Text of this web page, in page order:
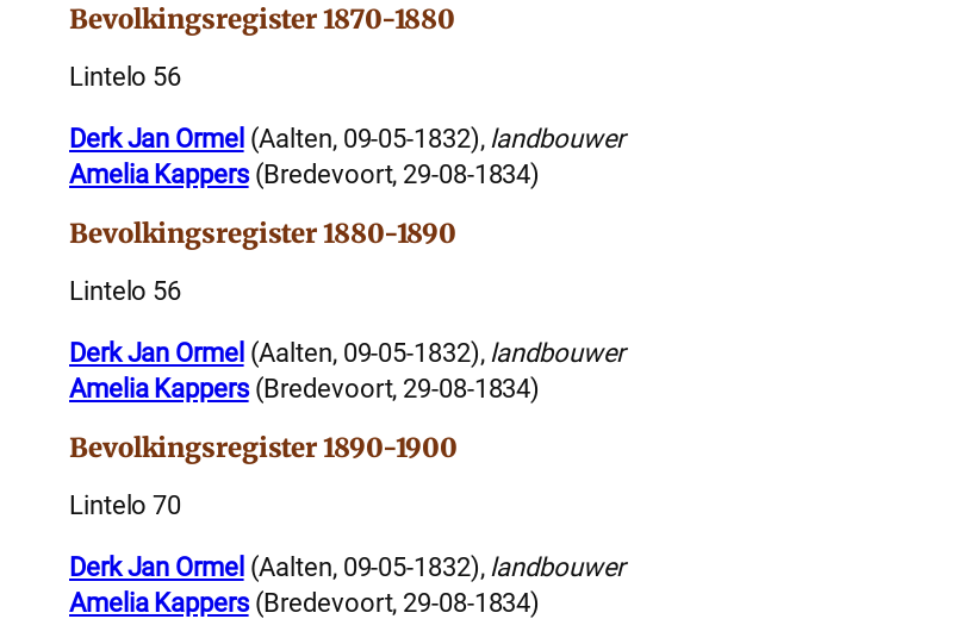
Bevolkingsregister 1870-1880
Lintelo 56
Derk Jan Ormel (Aalten, 09-05-1832), landbouwer
Amelia Kappers(Bredevoort, 29-08-1834)
Bevolkingsregister 1880-1890
Lintelo 56
Derk Jan Ormel (Aalten, 09-05-1832), landbouwer
Amelia Kappers(Bredevoort, 29-08-1834)
Bevolkingsregister 1890-1900
Lintelo 70
Derk Jan Ormel (Aalten, 09-05-1832), landbouwer
Amelia Kappers(Bredevoort, 29-08-1834)